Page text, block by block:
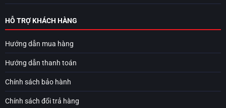
HỖ TRỢ KHÁCH HÀNG
Hướng dẫn mua hàng
Hướng dẫn thanh toán
Chính sách bảo hành
Chính sách đổi trả hàng